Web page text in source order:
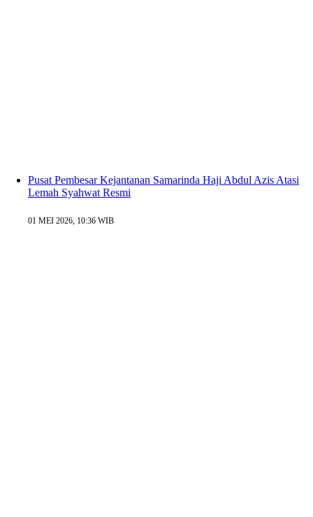
Pusat Pembesar Kejantanan Samarinda Haji Abdul Azis Atasi
Lemah Syahwat Resmi
01 MEI 2026, 10:36 WIB